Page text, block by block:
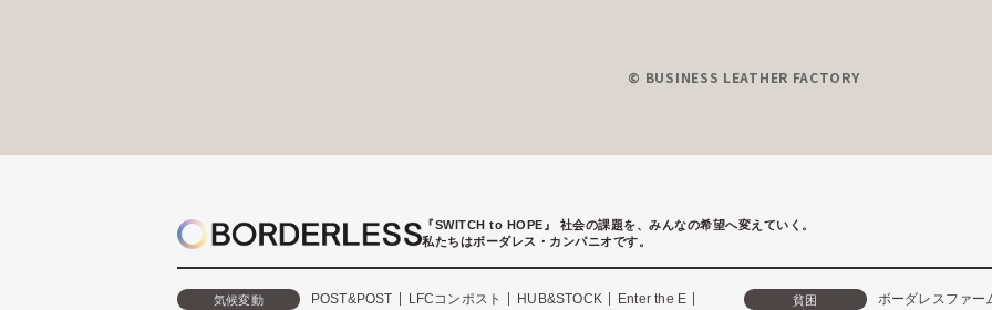
© BUSINESS LEATHER FACTORY
『SWITCH to HOPE』
社会の課題を、みんなの希望へ変えていく。
私たちはボーダレス・カンパニオです。
気候変動 POST&POST LFCコンポスト HUB&STOCK Enter the E 貧困 ボーダレスファー